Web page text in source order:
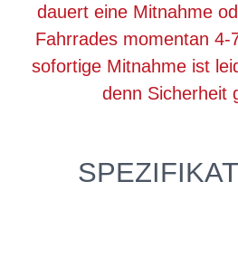
dauert eine Mitnahme
Fahrrades momentan 4-
sofortige Mitnahme ist
denn Sicherheit